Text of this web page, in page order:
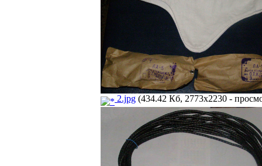
2.jpg (434.42 Кб, 2773x2230 -